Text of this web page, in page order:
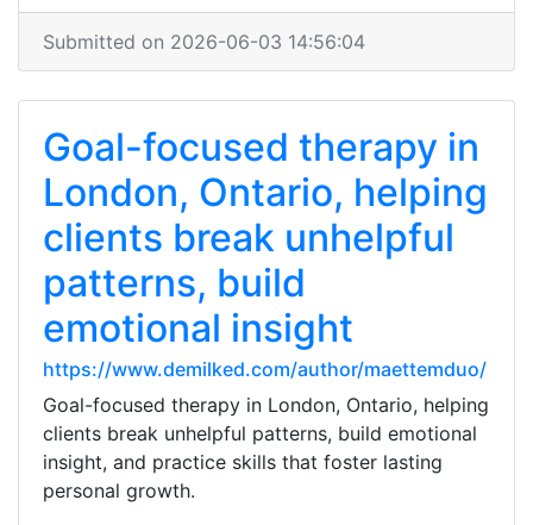
Submitted on 2026-06-03 14:56:04
Goal-focused therapy in
London, Ontario, helping
clients break unhelpful
patterns, build
emotional insight
https://www.demilked.com/author/maettemduo/
Goal-focused therapy in London, Ontario, helping
clients break unhelpful patterns, build emotional
insight, and practice skills that foster lasting
personal growth.